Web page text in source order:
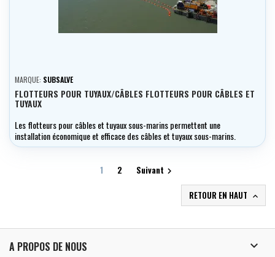
MARQUE: SUBSALVE
FLOTTEURS POUR TUYAUX/CÂBLES FLOTTEURS POUR CÂBLES ET
TUYAUX
Les flotteurs pour câbles et tuyaux sous-marins permettent une
installation économique et efficace des câbles et tuyaux sous-marins.
1 2 Suivant 
RETOUR EN HAUT 
A PROPOS DE NOUS 